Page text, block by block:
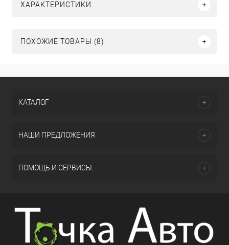
ХАРАКТЕРИСТИКИ
ПОХОЖИЕ ТОВАРЫ (8)
КАТАЛОГ
НАШИ ПРЕДЛОЖЕНИЯ
ПОМОЩЬ И СЕРВИСЫ